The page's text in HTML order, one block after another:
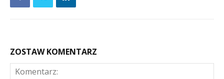
ZOSTAW KOMENTARZ